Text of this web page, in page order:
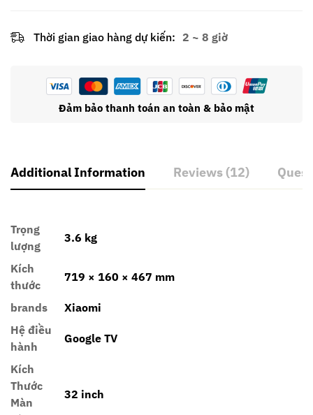
Thời gian giao hàng dự kiến: 2 ~ 8 giờ
Đảm bảo thanh toán an toàn & bảo mật
Additional Information Reviews (12)
Trọng
lượng
3.6 kg
Kích
thước
719 × 160 × 467 mm
brands
Xiaomi
Hệ điều
hành
Google TV
Kích
Thước
Màn
32 inch